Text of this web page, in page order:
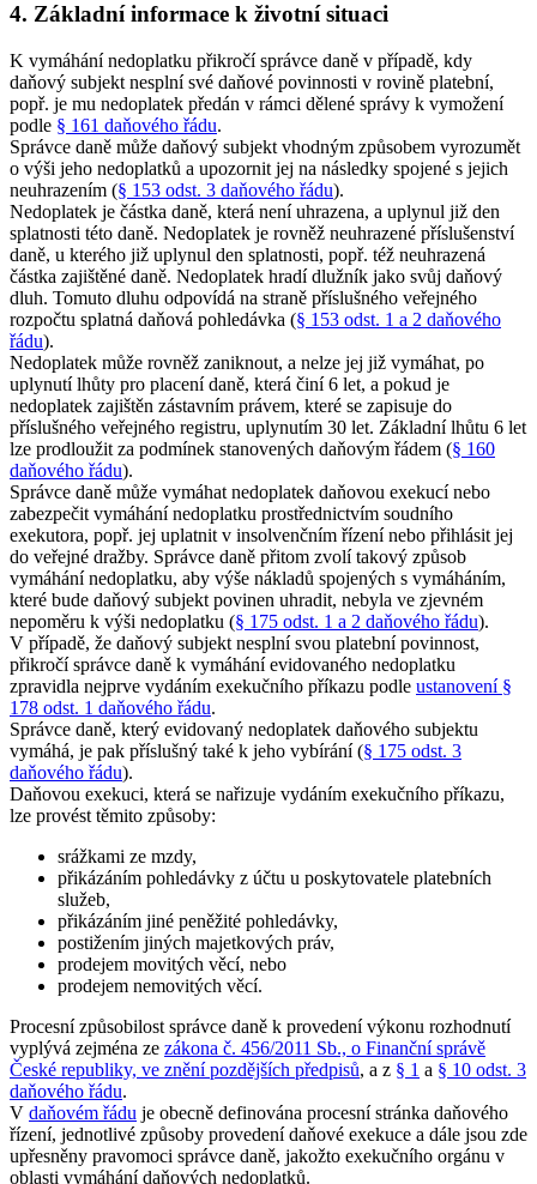
4. Základní informace k životní situaci
K vymáhání nedoplatku přikročí správce daně v případě, kdy
daňový subjekt nesplní své daňové povinnosti v rovině platební,
popř. je mu nedoplatek předán v rámci dělené správy k vymožení
podle § 161 daňového řádu.
Správce daně může daňový subjekt vhodným způsobem vyrozumět
o výši jeho nedoplatků a upozornit jej na následky spojené s jejich
neuhrazením (§ 153 odst. 3 daňového řádu).
Nedoplatek je částka daně, která není uhrazena, a uplynul již den
splatnosti této daně. Nedoplatek je rovněž neuhrazené příslušenství
daně, u kterého již uplynul den splatnosti, popř. též neuhrazená
částka zajištěné daně. Nedoplatek hradí dlužník jako svůj daňový
dluh. Tomuto dluhu odpovídá na straně příslušného veřejného
rozpočtu splatná daňová pohledávka (§ 153 odst. 1 a 2 daňového
řádu).
Nedoplatek může rovněž zaniknout, a nelze jej již vymáhat, po
uplynutí lhůty pro placení daně, která činí 6 let, a pokud je
nedoplatek zajištěn zástavním právem, které se zapisuje do
příslušného veřejného registru, uplynutím 30 let. Základní lhůtu 6 let
lze prodloužit za podmínek stanovených daňovým řádem (§ 160
daňového řádu).
Správce daně může vymáhat nedoplatek daňovou exekucí nebo
zabezpečit vymáhání nedoplatku prostřednictvím soudního
exekutora, popř. jej uplatnit v insolvenčním řízení nebo přihlásit jej
do veřejné dražby. Správce daně přitom zvolí takový způsob
vymáhání nedoplatku, aby výše nákladů spojených s vymáháním,
které bude daňový subjekt povinen uhradit, nebyla ve zjevném
nepoměru k výši nedoplatku (§ 175 odst. 1 a 2 daňového řádu).
V případě, že daňový subjekt nesplní svou platební povinnost,
přikročí správce daně k vymáhání evidovaného nedoplatku
zpravidla nejprve vydáním exekučního příkazu podle ustanovení §
178 odst. 1 daňového řádu.
Správce daně, který evidovaný nedoplatek daňového subjektu
vymáhá, je pak příslušný také k jeho vybírání (§ 175 odst. 3
daňového řádu).
Daňovou exekuci, která se nařizuje vydáním exekučního příkazu,
lze provést těmito způsoby:
srážkami ze mzdy,
přikázáním pohledávky z účtu u poskytovatele platebních
služeb,
přikázáním jiné peněžité pohledávky,
postižením jiných majetkových práv,
prodejem movitých věcí, nebo
prodejem nemovitých věcí.
Procesní způsobilost správce daně k provedení výkonu rozhodnutí
vyplývá zejména ze zákona č. 456/2011 Sb., o Finanční správě
České republiky, ve znění pozdějších předpisů, a z § 1 a § 10 odst. 3
daňového řádu.
V daňovém řádu je obecně definována procesní stránka daňového
řízení, jednotlivé způsoby provedení daňové exekuce a dále jsou zde
upřesněny pravomoci správce daně, jakožto exekučního orgánu v
oblasti vymáhání daňových nedoplatků.